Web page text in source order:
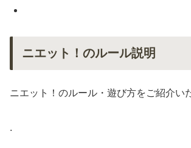
ニエット！のルール説明
ニエット！のルール・遊び方をご紹介い
.